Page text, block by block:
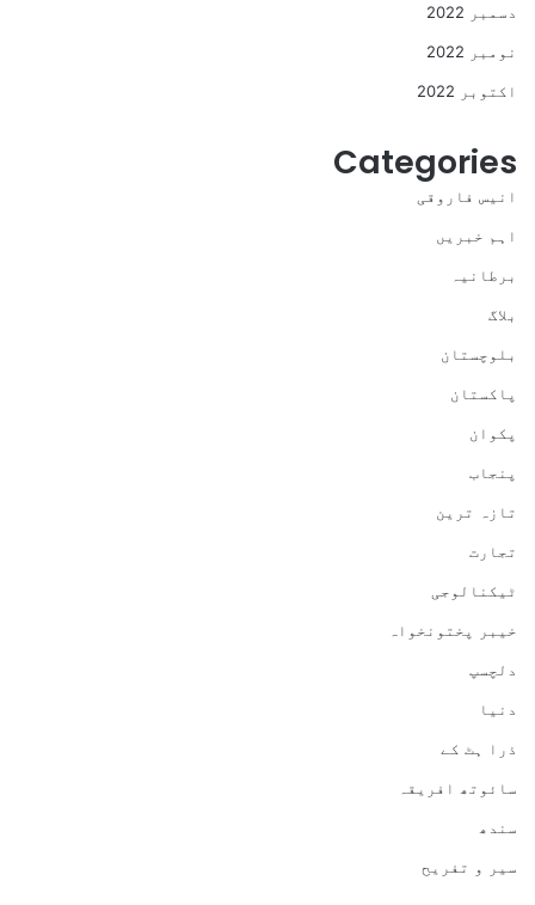
دسمبر 2022
نومبر 2022
اکتوبر 2022
Categories
انیس فاروقی
اہم خبریں
برطانیہ
بلاگ
بلوچستان
پاکستان
پکوان
پنجاب
تازہ ترین
تجارت
ٹیکنالوجی
خیبر پختونخواہ
دلچسپ
دنیا
ذرا ہٹ کے
سائوتھ افریقہ
سندھ
سیر و تفریح